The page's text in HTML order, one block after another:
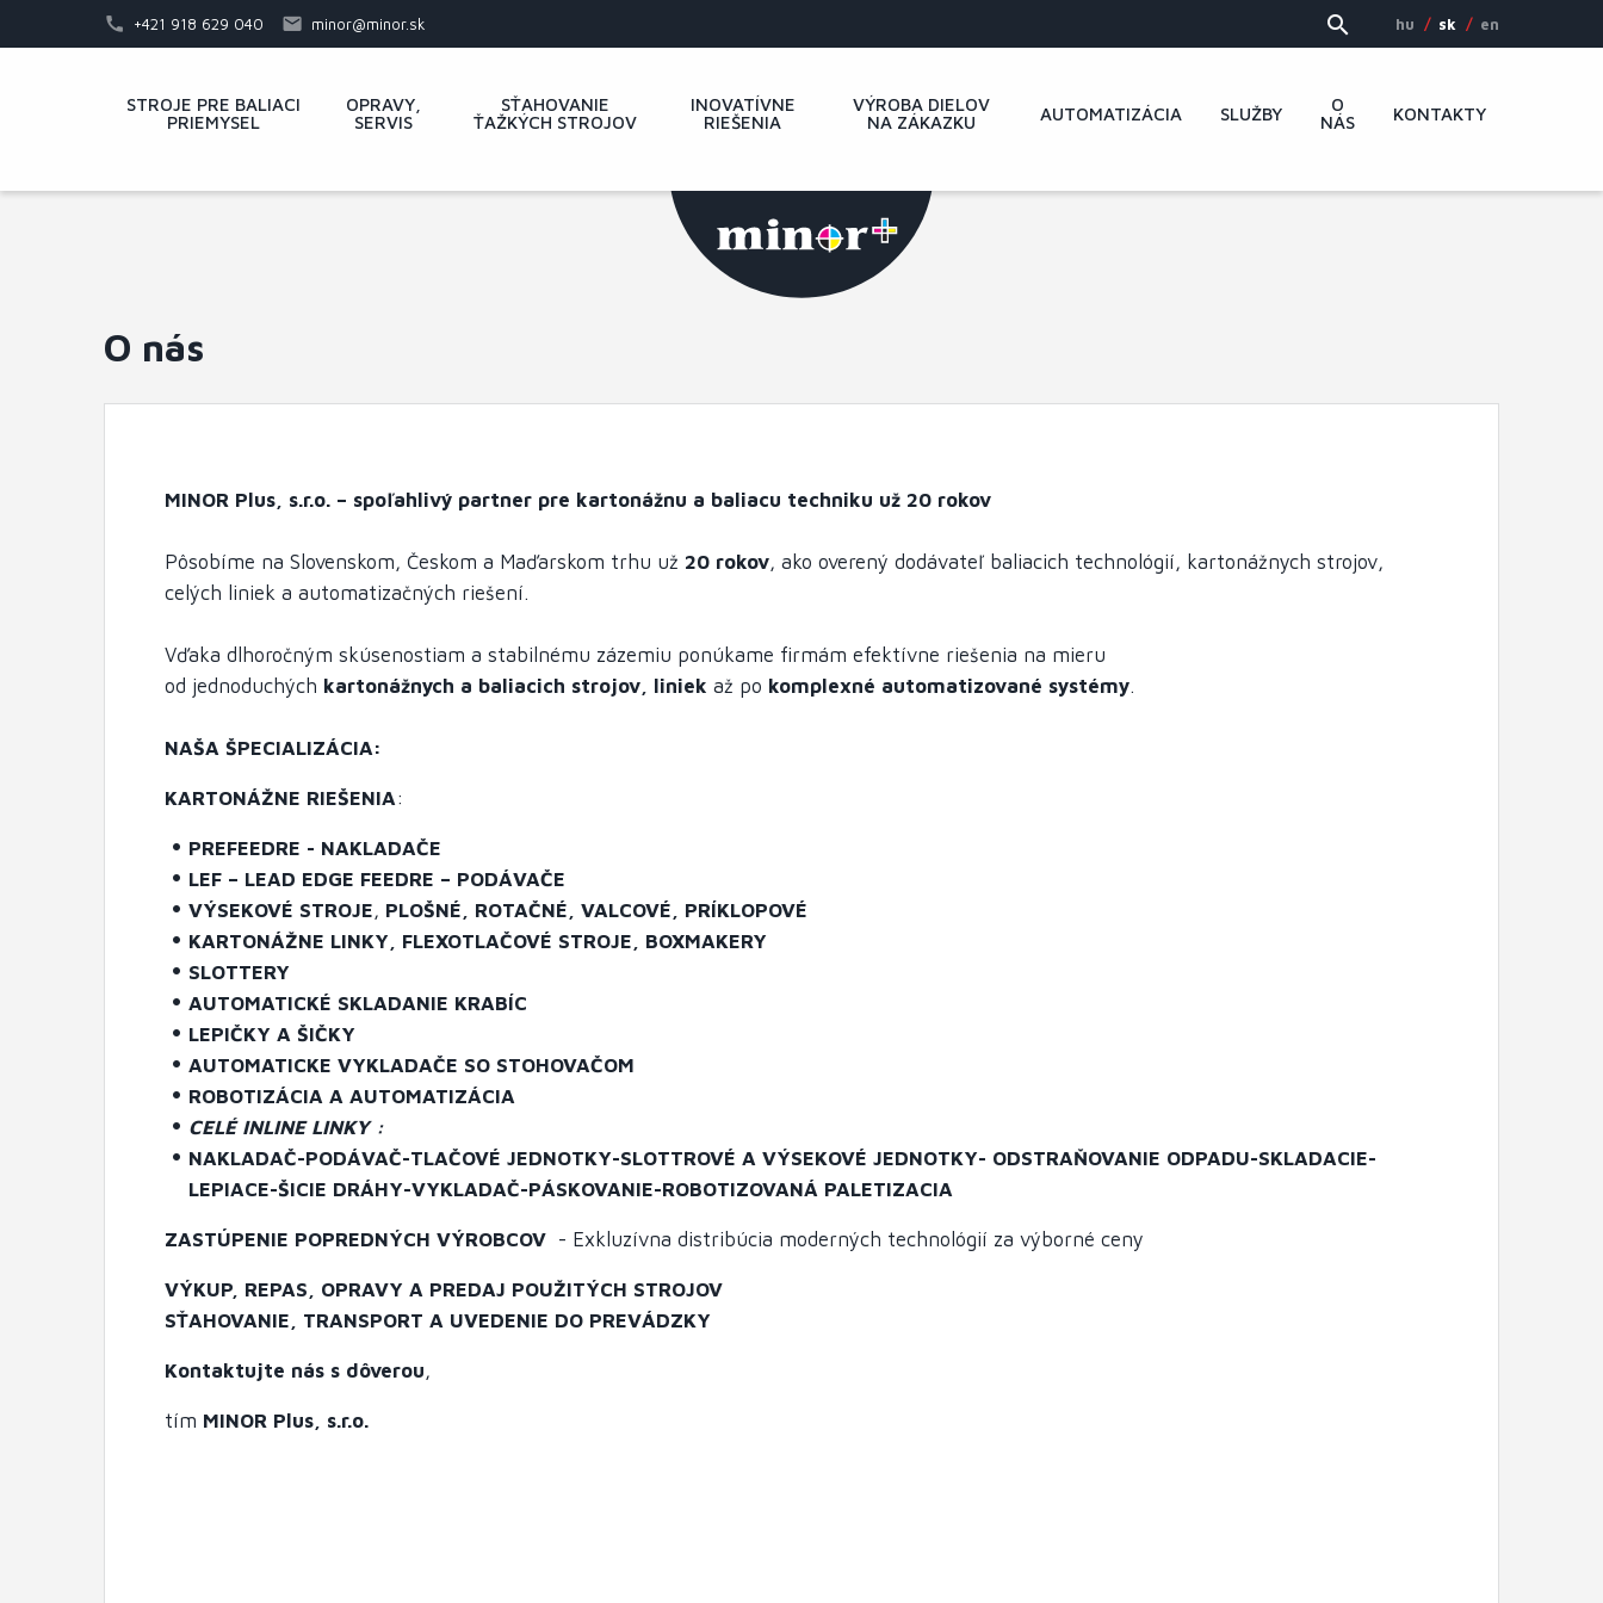
na
+421 918 629 040 minor@minor.sk hu sk en
STROJE PRE BALIACI
PRIEMYSEL
OPRAVY,
SERVIS
SŤAHOVANIE
ŤAŽKÝCH STROJOV
INOVATÍVNE
RIEŠENIA
VÝROBA DIELOV
NA ZÁKAZKU
AUTOMATIZÁCIA SLUŽBY
O
NÁS
KONTAKTY
O nás
MINOR Plus, s.r.o. – spoľahlivý partner pre kartonážnu a baliacu techniku už 20 rokov
Pôsobíme na Slovenskom, Českom a Maďarskom trhu už 20 rokov, ako overený dodávateľ baliacich technológií, kartonážnych strojov,
celých liniek a automatizačných riešení.
Vďaka dlhoročným skúsenostiam a stabilnému zázemiu ponúkame firmám efektívne riešenia na mieru
od jednoduchých kartonážnych a baliacich strojov, liniek až po komplexné automatizované systémy.
NAŠA ŠPECIALIZÁCIA:
KARTONÁŽNE RIEŠENIA:
PREFEEDRE - NAKLADAČE
LEF – LEAD EDGE FEEDRE – PODÁVAČE
VÝSEKOVÉ STROJE, PLOŠNÉ, ROTAČNÉ, VALCOVÉ, PRÍKLOPOVÉ
KARTONÁŽNE LINKY, FLEXOTLAČOVÉ STROJE, BOXMAKERY
SLOTTERY
AUTOMATICKÉ SKLADANIE KRABÍC
LEPIČKY A ŠIČKY
AUTOMATICKE VYKLADAČE SO STOHOVAČOM
ROBOTIZÁCIA A AUTOMATIZÁCIA
CELÉ INLINE LINKY :
NAKLADAČ-PODÁVAČ-TLAČOVÉ JEDNOTKY-SLOTTROVÉ A VÝSEKOVÉ JEDNOTKY- ODSTRAŇOVANIE ODPADU-SKLADACIE-
LEPIACE-ŠICIE DRÁHY-VYKLADAČ-PÁSKOVANIE-ROBOTIZOVANÁ PALETIZACIA
ZASTÚPENIE POPREDNÝCH VÝROBCOV - Exkluzívna distribúcia moderných technológií za výborné ceny
VÝKUP, REPAS, OPRAVY A PREDAJ POUŽITÝCH STROJOV
SŤAHOVANIE, TRANSPORT A UVEDENIE DO PREVÁDZKY
Kontaktujte nás s dôverou,
tím MINOR Plus, s.r.o.